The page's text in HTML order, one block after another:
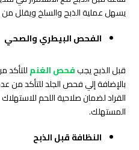
يسهل عملية الذبح والسلخ ويقلل من
الفحص البيطري والصحي
قبل الذبح يجبفحص الغنم
بالإضافة إلي فحص الجلد للتأكد من
القراد لضمان صلاحية اللحم
المستهلك.
النظافة قبل الذبح